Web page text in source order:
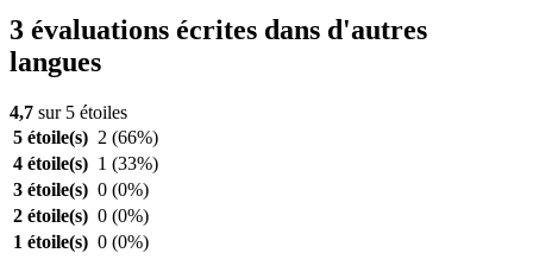
3 évaluations écrites dans d'autres
langues
4,7 sur 5 étoiles
5 étoile(s) 2 (66%)
4 étoile(s) 1 (33%)
3 étoile(s) 0 (0%)
2 étoile(s) 0 (0%)
1 étoile(s) 0 (0%)